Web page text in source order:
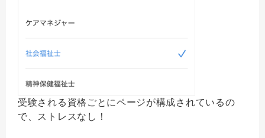
受験される資格ごとにページが構成されているの
で、ストレスなし！